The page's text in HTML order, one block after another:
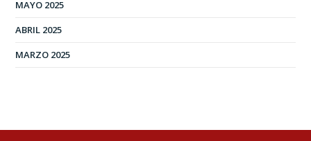
MAYO 2025
ABRIL 2025
MARZO 2025